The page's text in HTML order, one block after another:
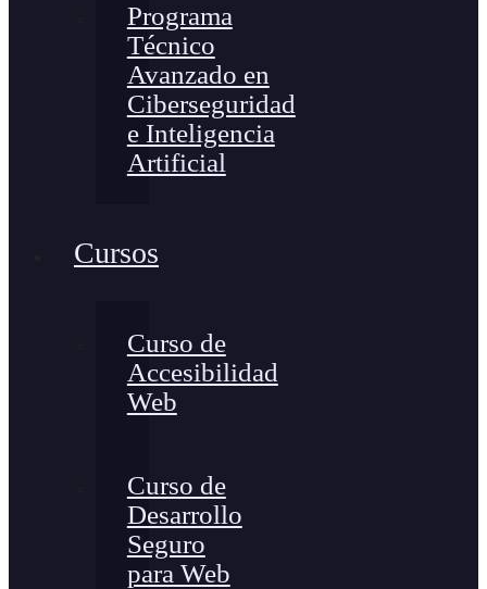
Programa
Técnico
Avanzado en
Ciberseguridad
e Inteligencia
Artificial
Cursos
Curso de
Accesibilidad
Web
Curso de
Desarrollo
Seguro
para Web